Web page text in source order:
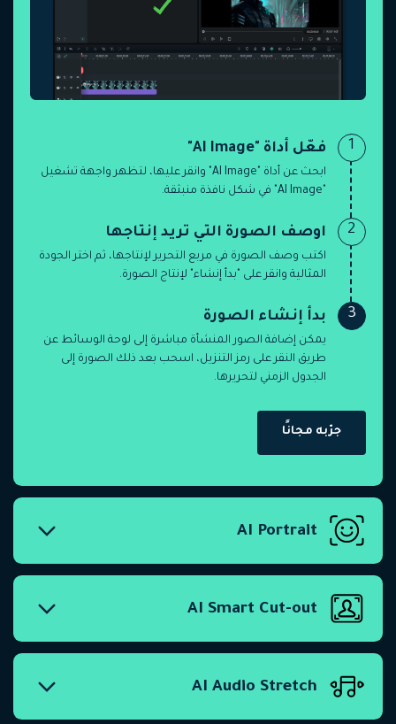
1 فعّل أداة "AI Image"
ابحث عن أداة "AI Image" وانقر عليها، لتظهر واجهة تشغيل
2 اوصف الصورة التي تريد إنتاجها
اكتب وصف الصورة في مربع التحرير لإنتاجها، ثم اختر الجودة
المثالية وانقر على "بدأ إنشاء" لإنتاج الصورة.
3 بدأ إنشاء الصورة
يمكن إضافة الصور المنشأة مباشرة إلى لوحة الوسائط عن
طريق النقر على رمز التنزيل، اسحب بعد ذلك الصورة إلى
الجدول الزمني لتحريرها.
جرّبه مجانًا
AI Portrait
AI Smart Cut-out
AI Audio Stretch